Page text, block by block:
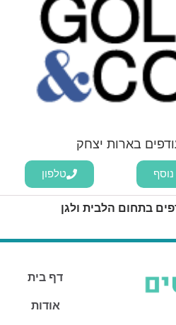
בארות יצחק
טלפון
בתחום הלבית ולגן
דף בית
אודות